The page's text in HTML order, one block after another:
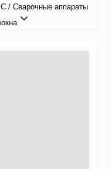
/ Сварочные аппараты